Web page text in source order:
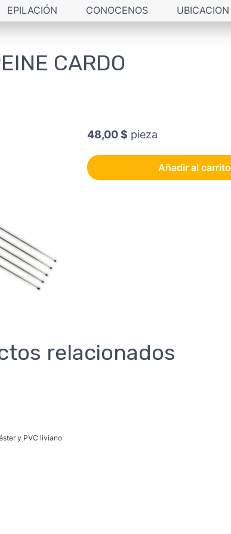
EPILACIÓN CONOCENOS UBICACION
CARDO
48,00 $ pieza
Añadir al carrito
relacionados
y PVC liviano